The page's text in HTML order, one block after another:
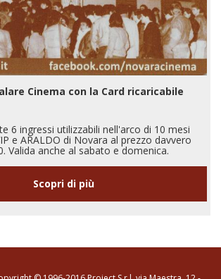
Cinema con la Card ricaricabile
6 ingressi utilizzabili nell'arco di 10 mesi
e ARALDO di Novara al prezzo davvero
Valida anche al sabato e domenica.
Scopri di più